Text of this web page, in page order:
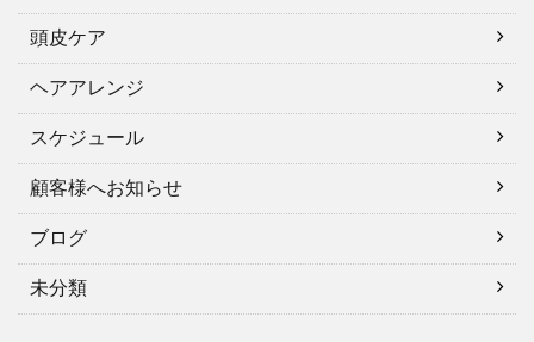
頭皮ケア
ヘアアレンジ
スケジュール
顧客様へお知らせ
ブログ
未分類